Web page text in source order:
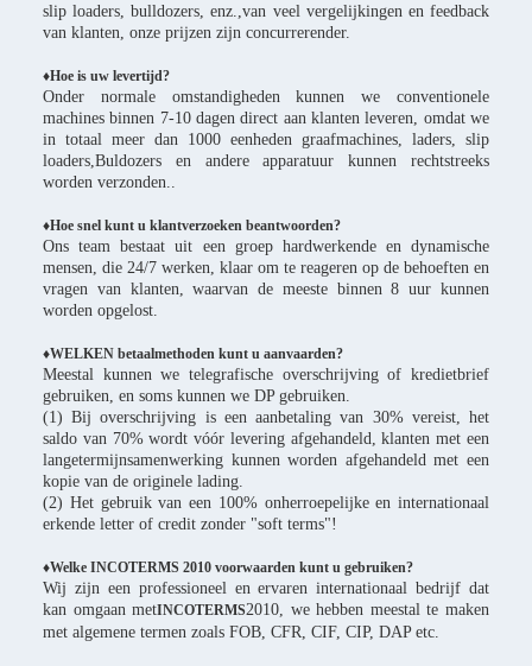
slip loaders, bulldozers, enz.,van veel vergelijkingen en feedback
van klanten, onze prijzen zijn concurrerender.
♦Hoe is uw levertijd?
Onder normale omstandigheden kunnen we conventionele
machines binnen 7-10 dagen direct aan klanten leveren, omdat we
in totaal meer dan 1000 eenheden graafmachines, laders, slip
loaders,Buldozers en andere apparatuur kunnen rechtstreeks
worden verzonden..
♦Hoe snel kunt u klantverzoeken beantwoorden?
Ons team bestaat uit een groep hardwerkende en dynamische
mensen, die 24/7 werken, klaar om te reageren op de behoeften en
vragen van klanten, waarvan de meeste binnen 8 uur kunnen
worden opgelost.
♦WELKEN betaalmethoden kunt u aanvaarden?
Meestal kunnen we telegrafische overschrijving of kredietbrief
gebruiken, en soms kunnen we DP gebruiken.
(1) Bij overschrijving is een aanbetaling van 30% vereist, het
saldo van 70% wordt vóór levering afgehandeld, klanten met een
langetermijnsamenwerking kunnen worden afgehandeld met een
kopie van de originele lading.
(2) Het gebruik van een 100% onherroepelijke en internationaal
erkende letter of credit zonder "soft terms"!
♦Welke INCOTERMS 2010 voorwaarden kunt u gebruiken?
Wij zijn een professioneel en ervaren internationaal bedrijf dat
kan omgaan metINCOTERMS2010, we hebben meestal te maken
met algemene termen zoals FOB, CFR, CIF, CIP, DAP etc.